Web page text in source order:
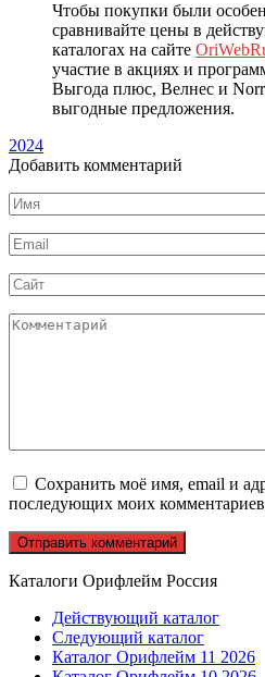
Чтобы покупки были
сравнивайте цены в
каталогах на сайте
участие в акциях и
Выгода плюс, Велнес и
выгодные предложения.
2024
Добавить комментарий
Имя
*
Email
*
Сайт
Комментарий
Сохранить моё имя, email и
последующих моих
Каталоги Орифлейм Россия
Действующий каталог
Следующий каталог
Каталог Орифлейм 11 2026